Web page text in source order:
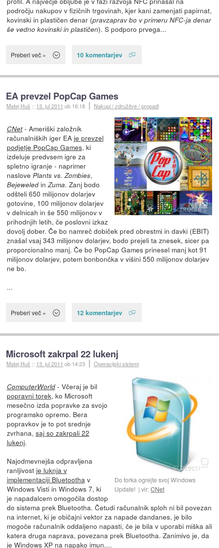
področju nakupov v fizičnih trgovinah, kjer kani zamenjati papirnat,
kovinski in plastičen denar (pravzaprav bo v primeru NFC-ja denar
še vedno kovinski in plastičen). S podporo prvega...
Preberi več » 10 komentarjev
EA prevzel PopCap Games
Matej Huš :: 13. jul 2011 ob 16:18 Nakupi / združitve / propadi
CNet- Ameriški založnik
računalniških iger EA je prevzel
podjetje PopCap Games, ki
izdeluje predvsem igre za
spletno igranje - naprimer
naslove Plants vs. Zombies,
Bejeweledin Zuma. Zanj bodo
odšteli 650 milijonov dolarjev
gotovine, 100 milijonov dolarjev
v delnicah in še 550 milijonov v
prihodnjih letih, če poslovni izkaz
dovolj dober. Če bo namreč dobiček pred obrestmi in davki (EBIT)
znašal vsaj 343 milijonov dolarjev, bodo prejeli ta znesek, sicer pa
proporcionalno manj. Če bo PopCap Games prinesel manj kot 91
milijonov dolarjev, potem bonbončka v višini 550 milijonov dolarjev
ne bo.
...
Preberi več » 12 komentarjev
Microsoft zakrpal 22 lukenj
Matej Huš :: 13. jul 2011 ob 14:23 Operacijski sistemi
Do torka ogrejte svoj Windows
Update!
vir:CNet
ComputerWorld- Včeraj je bil
popravni torek, ko Microsoft
mesečno izda popravke za svojo
programsko opremo. Bera
popravkov je to pot srednje
zvrhana, saj so zakrpali 22
lukenj.
Najodmevnejša odpravljena
ranljivost je luknja v
implementaciji Bluetoothav
Windows Visti in Windows 7, ki
je napadalcem omogočila dostop
do sistema prek Bluetootha. Četudi računalnik sploh ni bil povezan
na internet, ki je običajni vektor za napade dandanes, je bilo
mogoče računalnik oddaljeno napasti, če je bila v uporabi miška ali
katera druga naprava, povezana prek Bluetootha. Zanimivo je, da
je Windows XP na napako imun,...